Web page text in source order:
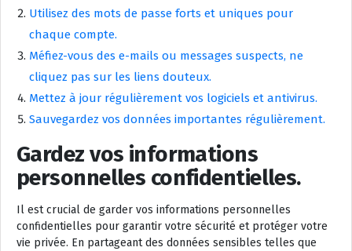
Utilisez des mots de passe forts et uniques pour
chaque compte.
Méfiez-vous des e-mails ou messages suspects, ne
cliquez pas sur les liens douteux.
Mettez à jour régulièrement vos logiciels et antivirus.
Sauvegardez vos données importantes régulièrement.
Gardez vos informations
personnelles confidentielles.
Il est crucial de garder vos informations personnelles
confidentielles pour garantir votre sécurité et protéger votre
vie privée. En partageant des données sensibles telles que